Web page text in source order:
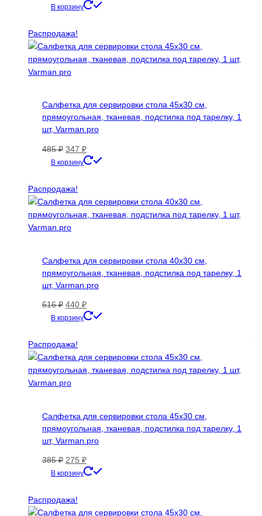
цена
517 ₽.
цена:
В корзину
Распродажа!
Салфетка для сервировки стола 45х30 см,
прямоугольная, тканевая, подстилка под тарелку, 1
шт, Varman.pro
485₽ Первоначальная
цена
485 ₽.
347 ₽Текущая
цена:
В корзину
Распродажа!
Салфетка для сервировки стола 40х30 см,
прямоугольная, тканевая, подстилка под тарелку, 1
шт, Varman.pro
616₽ Первоначальная
цена
616 ₽.
440 ₽Текущая
цена:
В корзину
Распродажа!
Салфетка для сервировки стола 45х30 см,
прямоугольная, тканевая, подстилка под тарелку, 1
шт, Varman.pro
385₽ Первоначальная
цена
385 ₽.
275 ₽Текущая
цена:
В корзину
Распродажа!